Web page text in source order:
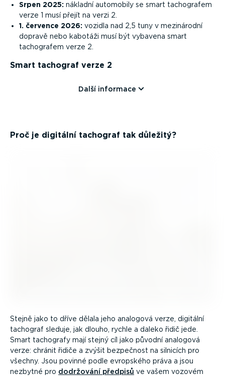
Srpen 2025:nákladní automobily se smart tachografem
verze 1 musí přejít na verzi 2.
1. července 2026:vozidla nad 2,5 tuny v mezinárodní
dopravě nebo kabotáži musí být vybavena smart
tachografem verze 2.
Smart tachograf verze 2
Další informace
Proč je digitální tachograf tak důležitý?
Stejně jako to dříve dělala jeho analogová verze, digitální
tachograf sleduje, jak dlouho, rychle a daleko řidič jede.
Smart tachografy mají stejný cíl jako původní analogová
verze: chránit řidiče a zvýšit bezpečnost na silnicích pro
všechny. Jsou povinné podle evropského práva a jsou
nezbytné pro dodržování předpisů ve vašem vozovém